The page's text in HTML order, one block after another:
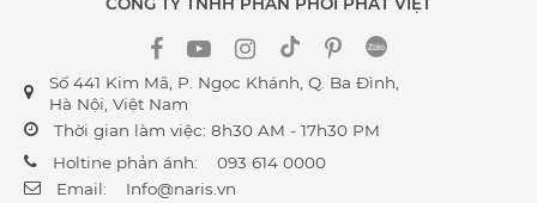
Số 441 Kim Mã, P. Ngọc Khánh, Q. Ba Đình,
Hà Nội, Việt Nam
Thời gian làm việc: 8h30 AM - 17h30 PM
Holtine phản ánh:
093 614 0000
Email:
Info@naris.vn